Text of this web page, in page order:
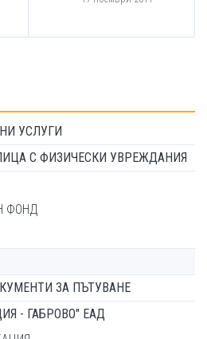
УСЛУГИ
С ФИЗИЧЕСКИ УВРЕЖДАНИЯ
ФОНД
ЗА ПЪТУВАНЕ
- ГАБРОВО" ЕАД